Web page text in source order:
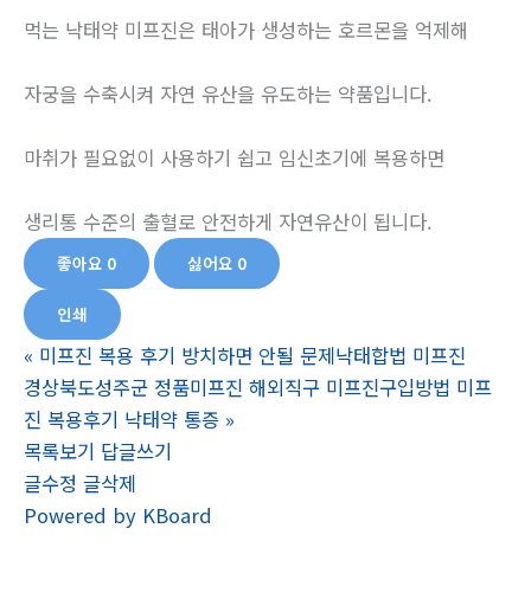
먹는 낙태약 미프진은 태아가 생성하는 호르몬을 억제해
자궁을 수축시켜 자연 유산을 유도하는 약품입니다.
마취가 필요없이 사용하기 쉽고 임신초기에 복용하면
생리통 수준의 출혈로 안전하게 자연유산이 됩니다.
좋아요 0 싫어요 0
인쇄
« 미프진 복용 후기 방치하면 안될 문제낙­태합법 미­프진
경상북도성주군 정품미프진 해외직구 미프진구입방법 미프
진 복용후기 낙­태약 통증 »
목록보기 답글쓰기
글수정 글삭제
Powered by KBoard